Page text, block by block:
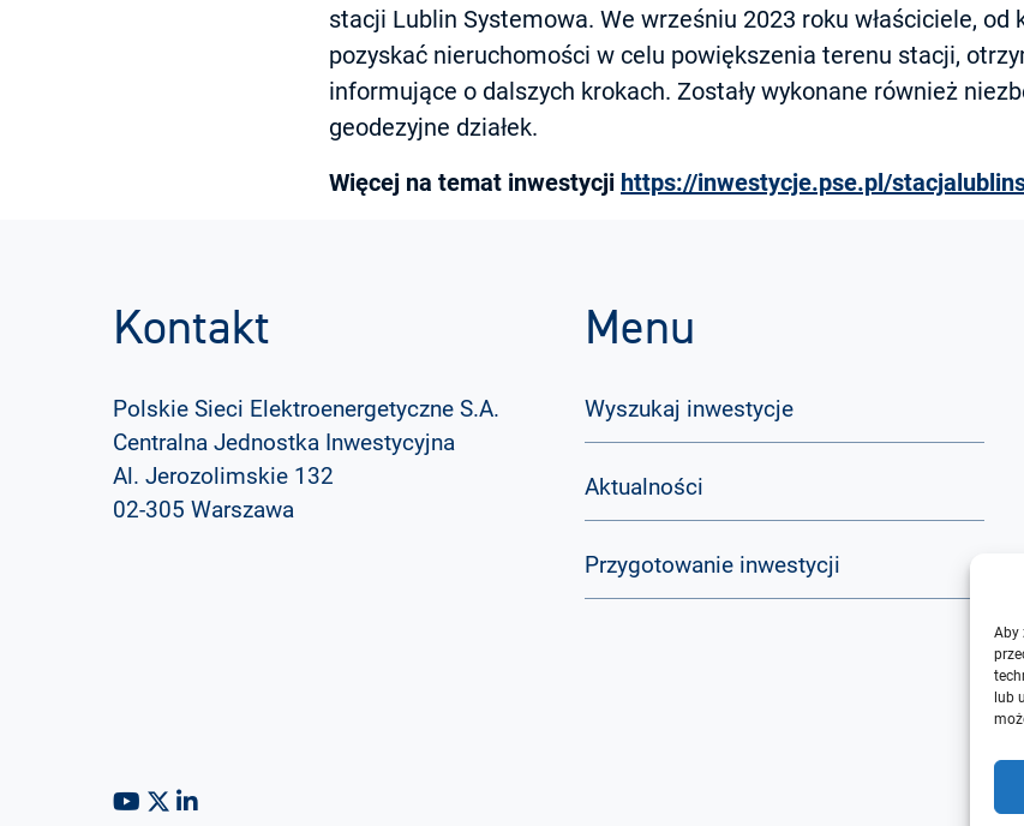
Aby
lub
stacji Lublin Systemowa. We wrześniu 2023 roku właściciele, od
pozyskać nieruchomości w celu powiększenia terenu stacji,
informujące o dalszych krokach. Zostały wykonane również
geodezyjne działek.
Więcej na temat inwestycji https://inwestycje.pse.pl/
Kontakt
Polskie Sieci Elektroenergetyczne S.A.
Centralna Jednostka Inwestycyjna
Al. Jerozolimskie 132
02-305 Warszawa
Menu
Wyszukaj inwestycje
Aktualności
Przygotowanie inwestycji